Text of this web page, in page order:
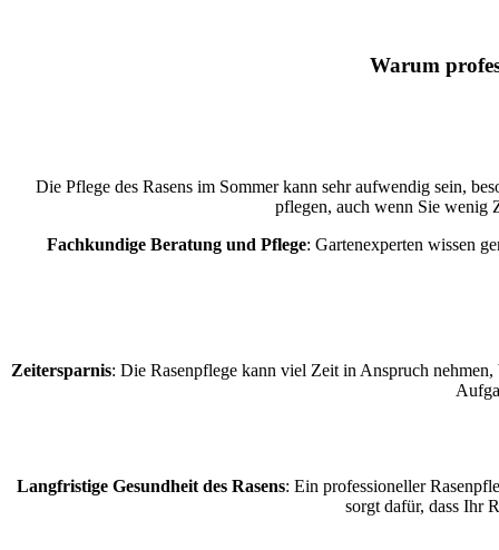
Warum
Die Pflege des Rasens im Sommer kann sehr aufwendig sein,
pflegen, auch wenn Sie wenig
Fachkundige Beratung und Pflege: Gartenexperten wissen
Zeitersparnis: Die Rasenpflege kann viel Zeit in Anspruch nehmen,
Langfristige Gesundheit des Rasens: Ein professioneller
sorgt dafür, dass Ihr